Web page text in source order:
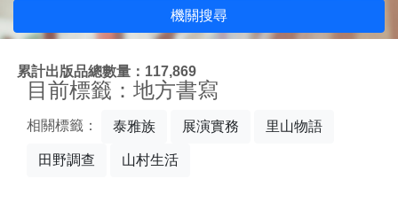
機關搜尋
累計出版品總數量：117,869
目前標籤：地方書寫
相關標籤： 泰雅族 展演實務 里山物語
田野調查 山村生活